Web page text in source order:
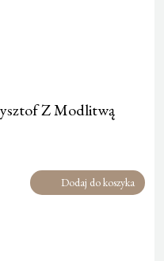
Z Modlitwą
Dodaj do koszyka